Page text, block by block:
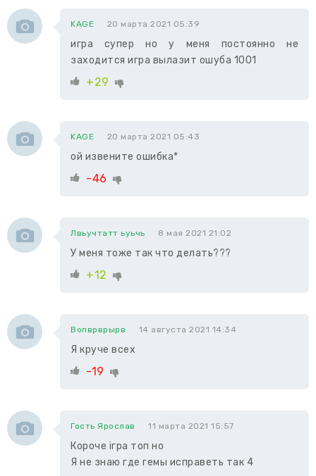
KAGE 20 марта 2021 05:39
игра супер но у меня постоянно не
заходится игра вылазит ошуба 1001
+29
KAGE 20 марта 2021 05:43
ой извените ошибка*
-46
Лвьучтатт ьуьчь 8 мая 2021 21:02
У меня тоже так что делать???
+12
Вопврврырв 14 августа 2021 14:34
Я круче всех
-19
Гость Ярослав 11 марта 2021 15:57
Короче iгра топ но
Я не знаю где гемы исправеть так 4